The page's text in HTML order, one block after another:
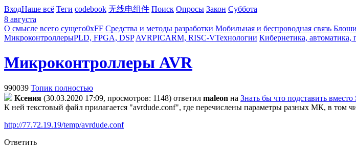
ВходНаше всё Теги codebook 无线电组件 Поиск Опросы Закон Суббота
8 августа
О смысле всего сущего0xFF Средства и методы разработки Мобильная и беспроводная связь
МикроконтроллерыPLD, FPGA, DSP AVRPICARM, RISC-VТехнологии Кибернетика, автоматика,
Микроконтроллеры AVR
990039 Топик полностью
Kceния (30.03.2020 17:09, просмотров: 1148) ответил maleon на Знать бы что подставить
К ней текстовый файл прилагается "avrdude.conf", где перечислены параметры разных МК, в том
http://77.72.19.19/temp/avrdude.conf
Ответить